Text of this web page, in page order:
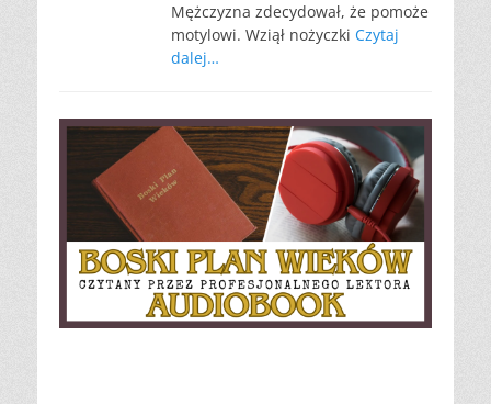
Mężczyzna zdecydował, że pomoże
motylowi. Wziął nożyczki Czytaj
dalej…